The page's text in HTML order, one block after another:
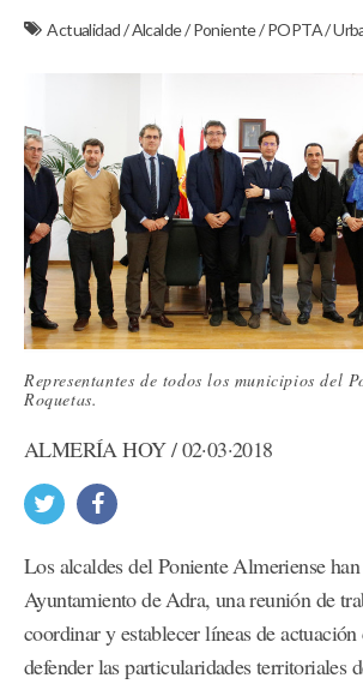
Actualidad/Alcalde/Poniente/POPTA/
Representantes de todos los municipios del
Roquetas.
ALMERÍA HOY / 02·03·2018
Los alcaldes del Poniente Almeriense
Ayuntamiento de Adra, una reunión de
coordinar y establecer líneas de
defender las particularidades territoriales